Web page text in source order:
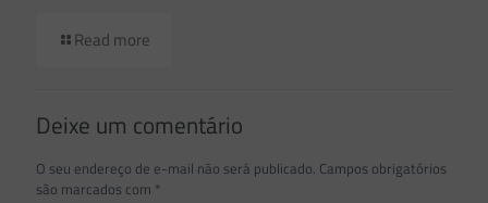
Read more
Deixe um comentário
O seu endereço de e-mail não será publicado. Campos obrigatórios
são marcados com *